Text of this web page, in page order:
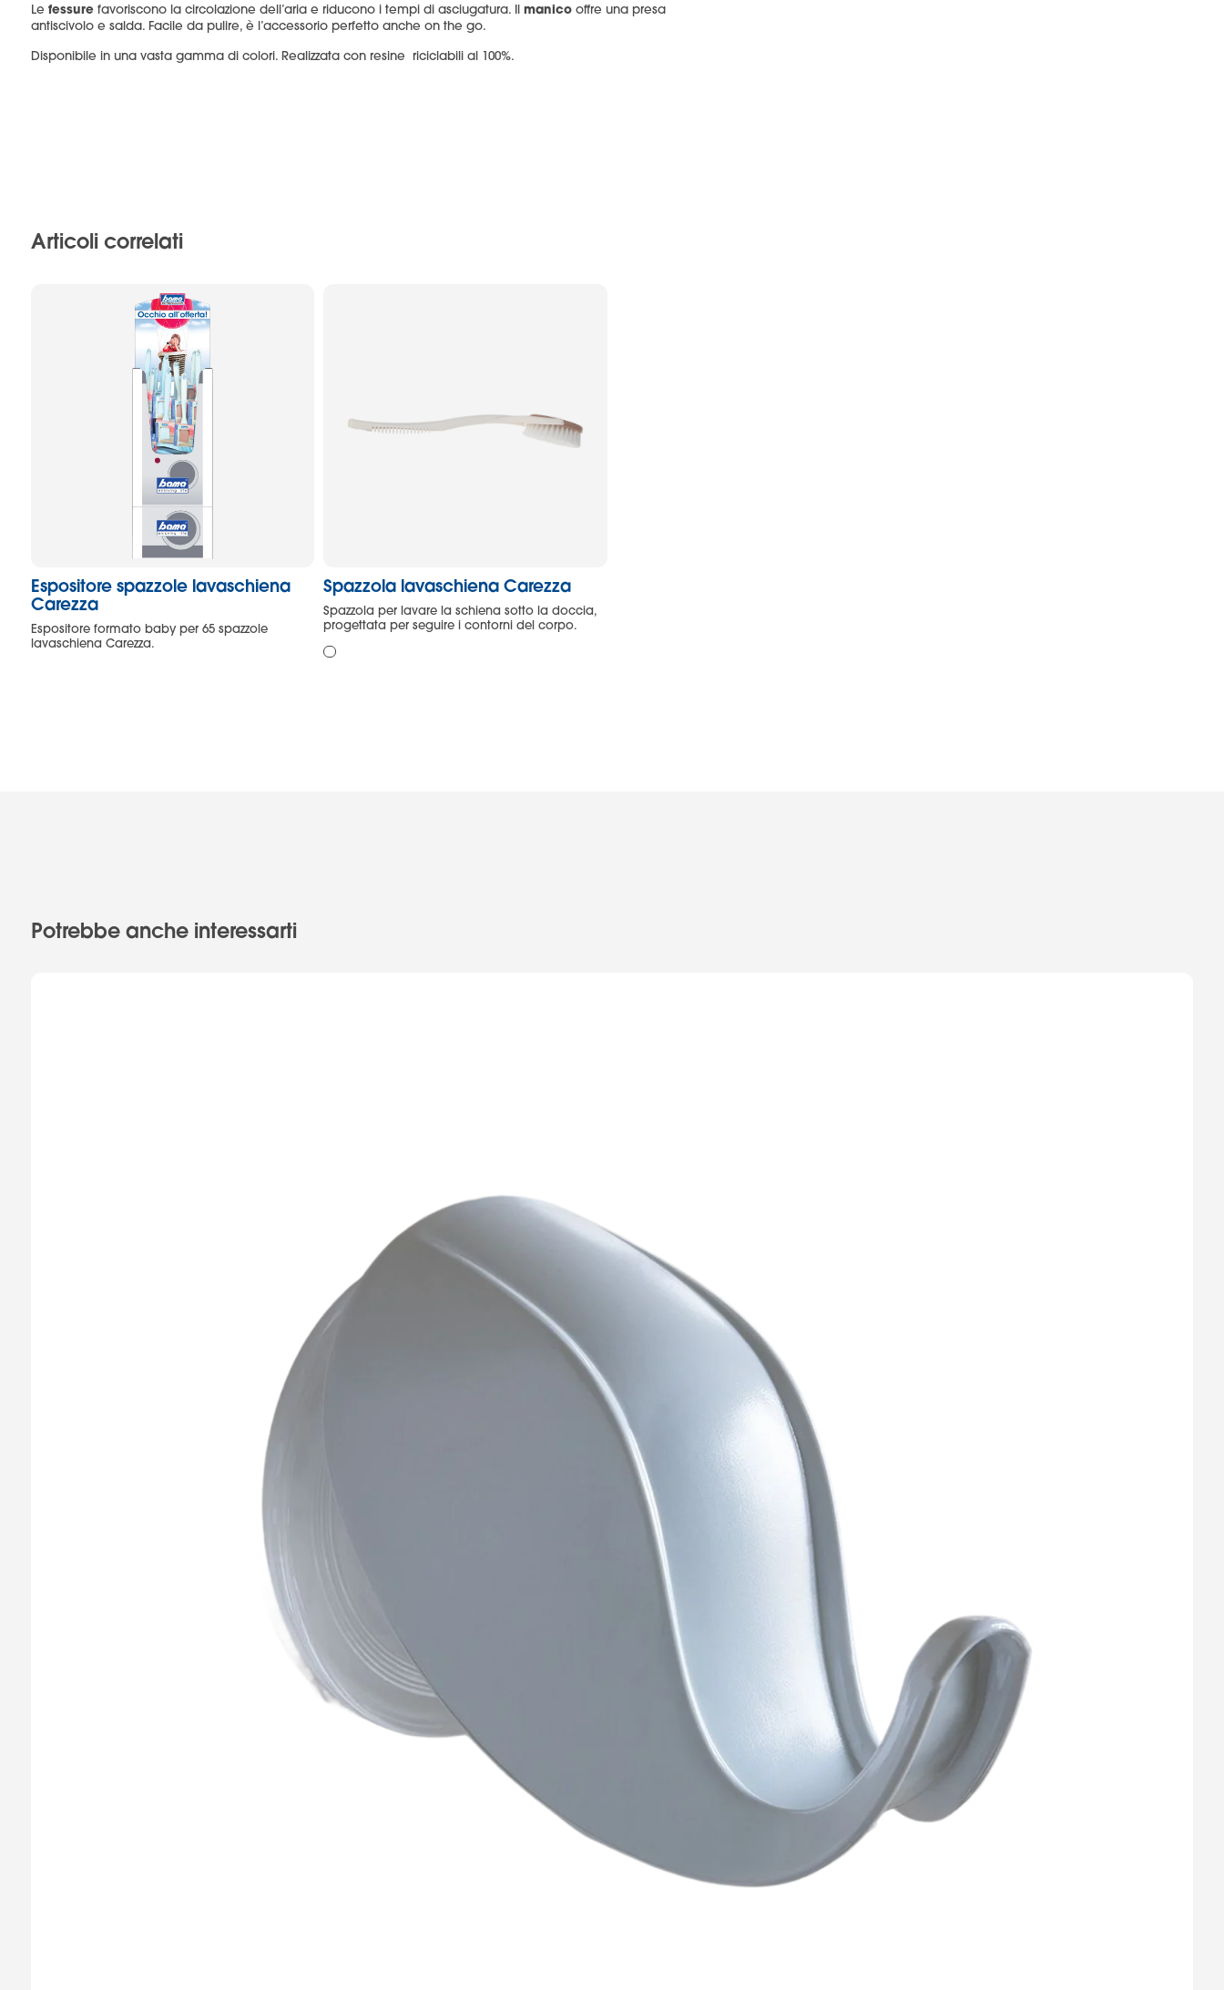
Le fessurefavoriscono la circolazione dell’aria e riducono i tempi di asciugatura. Il manicooffre una presa
antiscivolo e salda. Facile da pulire, è l’accessorio perfetto anche on the go.
Disponibile in una vasta gamma di colori. Realizzata con resine riciclabili al 100%.
Articoli correlati
Espositore spazzole lavaschiena
Carezza
Espositore formato baby per 65 spazzole
lavaschiena Carezza.
Spazzola lavaschiena Carezza
Spazzola per lavare la schiena sotto la doccia,
progettata per seguire i contorni del corpo.
Potrebbe anche interessarti